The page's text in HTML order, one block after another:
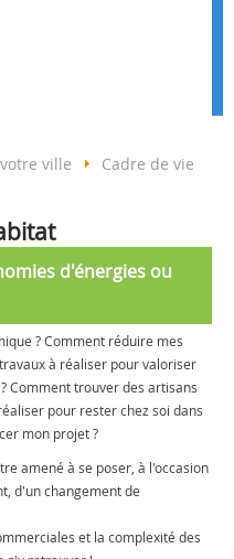
ville
Cadre de vie
d'énergies ou
? Comment réduire mes
à réaliser pour valoriser
Comment trouver des artisans
pour rester chez soi dans
mon projet ?
amené à se poser, à l'occasion
d'un changement de
et la complexité des